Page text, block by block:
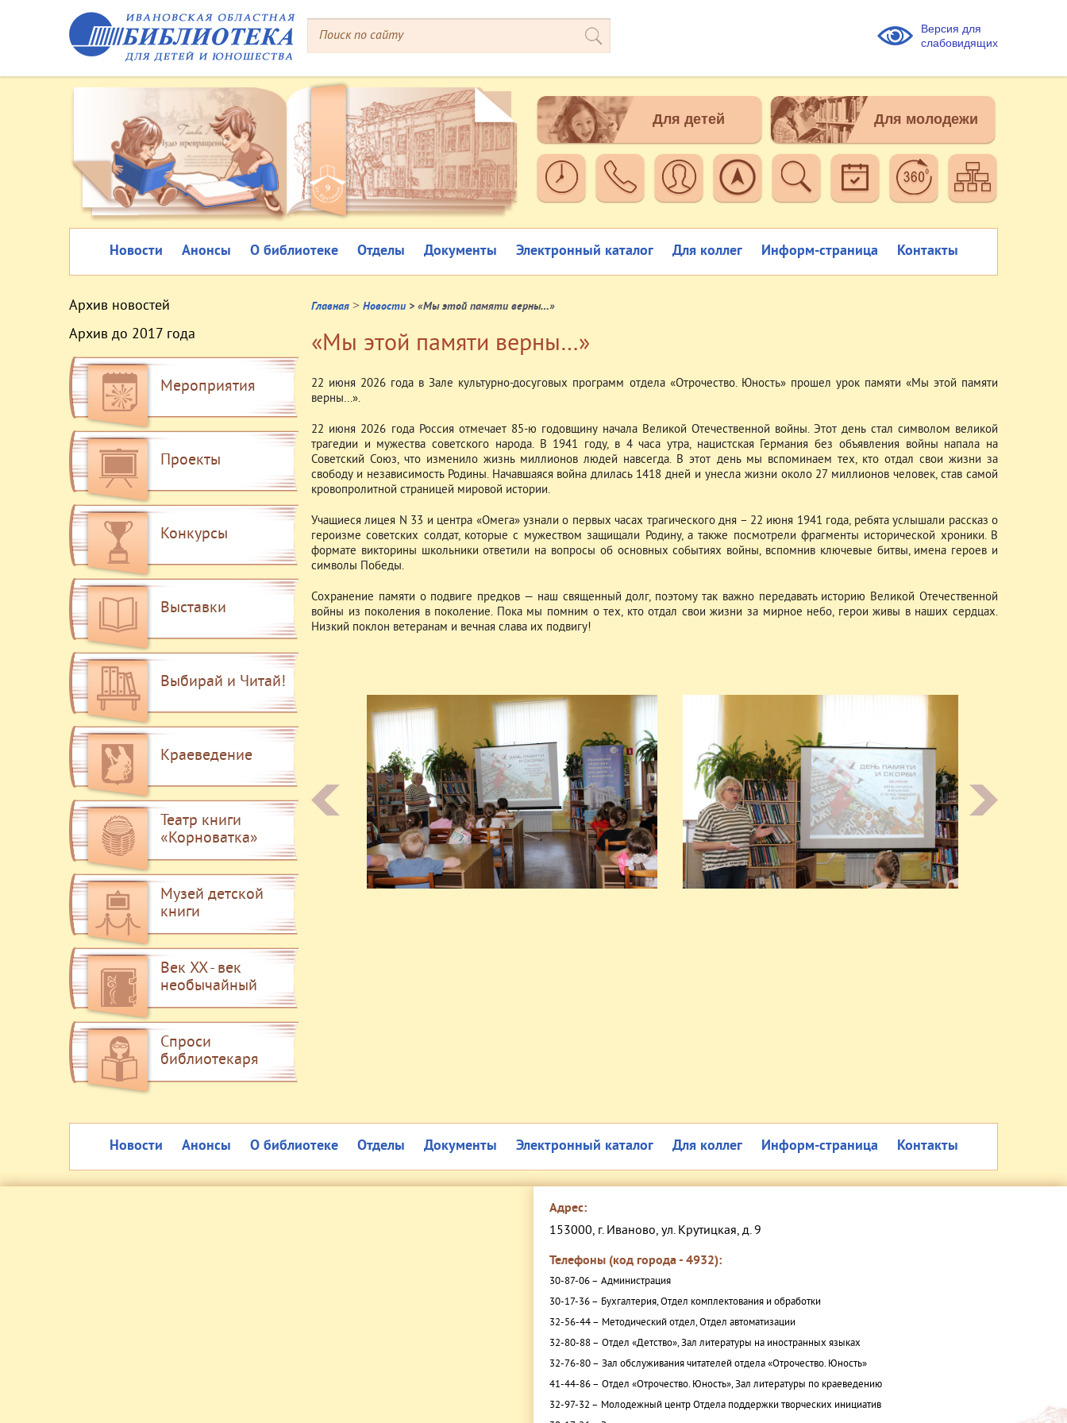
Версия для
слабовидящих
Для детей Для молодежи
Новости Анонсы О библиотеке Отделы Документы Электронный каталог Для коллег Информ-страница Контакты
Архив новостей
Архив до 2017 года
Мероприятия
Проекты
Конкурсы
Выставки
Выбирай и Читай!
Краеведение
Театр книги
«Корноватка»
Музей детской
книги
Век XX - век
необычайный
Спроси
библиотекаря
Главная > Новости > «Мы этой памяти верны…»
«Мы этой памяти верны…»
22 июня 2026 года в Зале культурно-досуговых программ отдела «Отрочество. Юность» прошел урок памяти «Мы этой памяти
верны…».
22 июня 2026 года Россия отмечает 85-ю годовщину начала Великой Отечественной войны. Этот день стал символом великой
трагедии и мужества советского народа. В 1941 году, в 4 часа утра, нацистская Германия без объявления войны напала на
Советский Союз, что изменило жизнь миллионов людей навсегда. В этот день мы вспоминаем тех, кто отдал свои жизни за
свободу и независимость Родины. Начавшаяся война длилась 1418 дней и унесла жизни около 27 миллионов человек, став самой
кровопролитной страницей мировой истории.
Учащиеся лицея N 33 и центра «Омега» узнали о первых часах трагического дня – 22 июня 1941 года, ребята услышали рассказ о
героизме советских солдат, которые с мужеством защищали Родину, а также посмотрели фрагменты исторической хроники. В
формате викторины школьники ответили на вопросы об основных событиях войны, вспомнив ключевые битвы, имена героев и
символы Победы.
Сохранение памяти о подвиге предков — наш священный долг, поэтому так важно передавать историю Великой Отечественной
войны из поколения в поколение. Пока мы помним о тех, кто отдал свои жизни за мирное небо, герои живы в наших сердцах.
Низкий поклон ветеранам и вечная слава их подвигу!
Новости Анонсы О библиотеке Отделы Документы Электронный каталог Для коллег Информ-страница Контакты
Адрес:
153000, г. Иваново, ул. Крутицкая, д. 9
Телефоны (код города - 4932):
30-87-06 – Администрация
30-17-36 – Бухгалтерия, Отдел комплектования и обработки
32-56-44 – Методический отдел, Отдел автоматизации
32-80-88 – Отдел «Детство», Зал литературы на иностранных языках
32-76-80 – Зал обслуживания читателей отдела «Отрочество. Юность»
41-44-86 – Отдел «Отрочество. Юность», Зал литературы по краеведению
32-97-32 – Молодежный центр Отдела поддержки творческих инициатив